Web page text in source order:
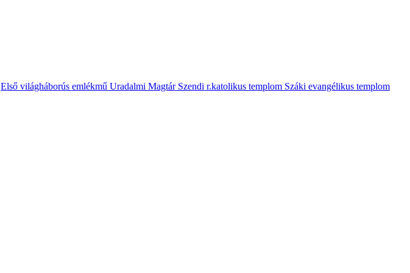
Első világháborús emlékmű Uradalmi Magtár Szendi r.katolikus templom Száki evangélikus templom